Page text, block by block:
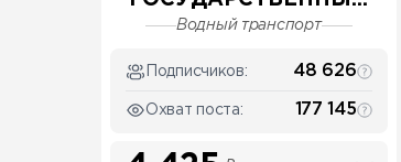
Водный транспорт
Подписчиков: 48 626
Охват поста: 177 145